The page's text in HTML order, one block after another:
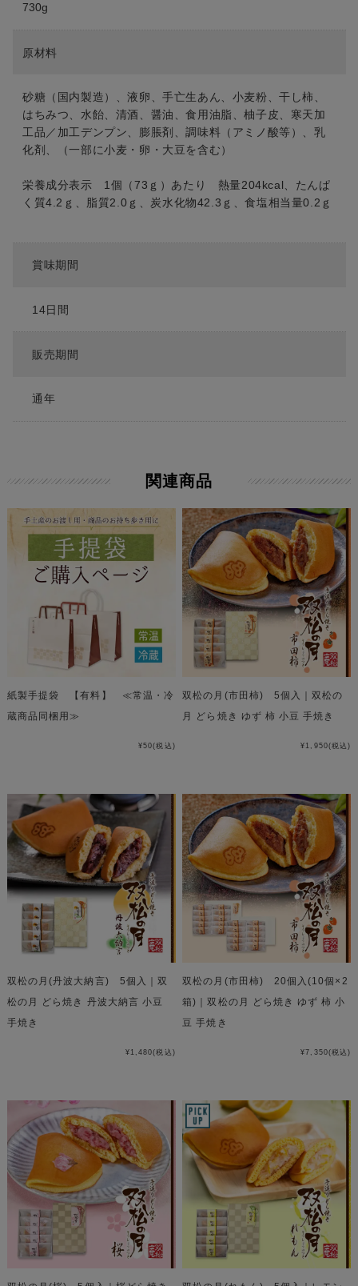
730g
原材料
砂糖（国内製造）、液卵、手亡生あん、小麦粉、干し柿、
はちみつ、水飴、清酒、醤油、食用油脂、柚子皮、寒天加
工品／加工デンプン、膨脹剤、調味料（アミノ酸等）、乳
化剤、（一部に小麦・卵・大豆を含む）
栄養成分表示 1個（73ｇ）あたり 熱量204kcal、たんぱ
く質4.2ｇ、脂質2.0ｇ、炭水化物42.3ｇ、食塩相当量0.2ｇ
賞味期間
14日間
販売期間
通年
関連商品
紙製手提袋 【有料】 ≪常温・冷
蔵商品同梱用≫
¥50(税込)
双松の月(市田柿) 5個入｜双松の
月 どら焼き ゆず 柿 小豆 手焼き
¥1,950(税込)
双松の月(丹波大納言) 5個入｜双
松の月 どら焼き 丹波大納言 小豆
手焼き
¥1,480(税込)
双松の月(市田柿) 20個入(10個×2
箱)｜双松の月 どら焼き ゆず 柿 小
豆 手焼き
¥7,350(税込)